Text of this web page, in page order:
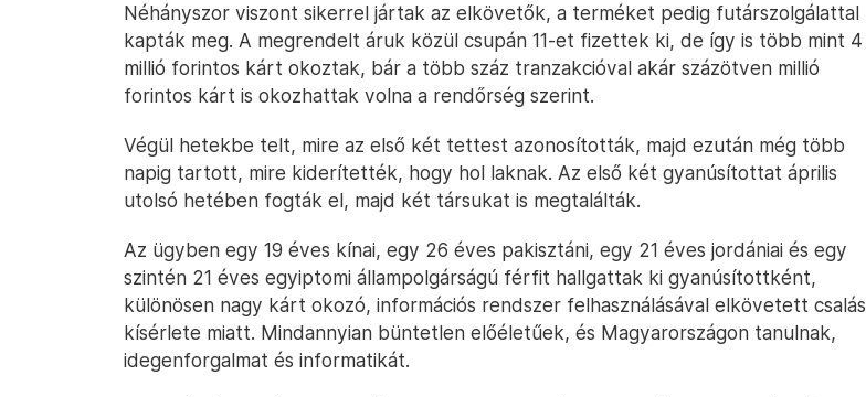
Néhányszor viszont sikerrel jártak az elkövetők, a terméket pedig futárszolgálattal
kapták meg. A megrendelt áruk közül csupán 11-et fizettek ki, de így is több mint 4
millió forintos kárt okoztak, bár a több száz tranzakcióval akár százötven millió
forintos kárt is okozhattak volna a rendőrség szerint.
Végül hetekbe telt, mire az első két tettest azonosították, majd ezután még több
napig tartott, mire kiderítették, hogy hol laknak. Az első két gyanúsítottat április
utolsó hetében fogták el, majd két társukat is megtalálták.
Az ügyben egy 19 éves kínai, egy 26 éves pakisztáni, egy 21 éves jordániai és egy
szintén 21 éves egyiptomi állampolgárságú férfit hallgattak ki gyanúsítottként,
különösen nagy kárt okozó, információs rendszer felhasználásával elkövetett csalás
kísérlete miatt. Mindannyian büntetlen előéletűek, és Magyarországon tanulnak,
idegenforgalmat és informatikát.